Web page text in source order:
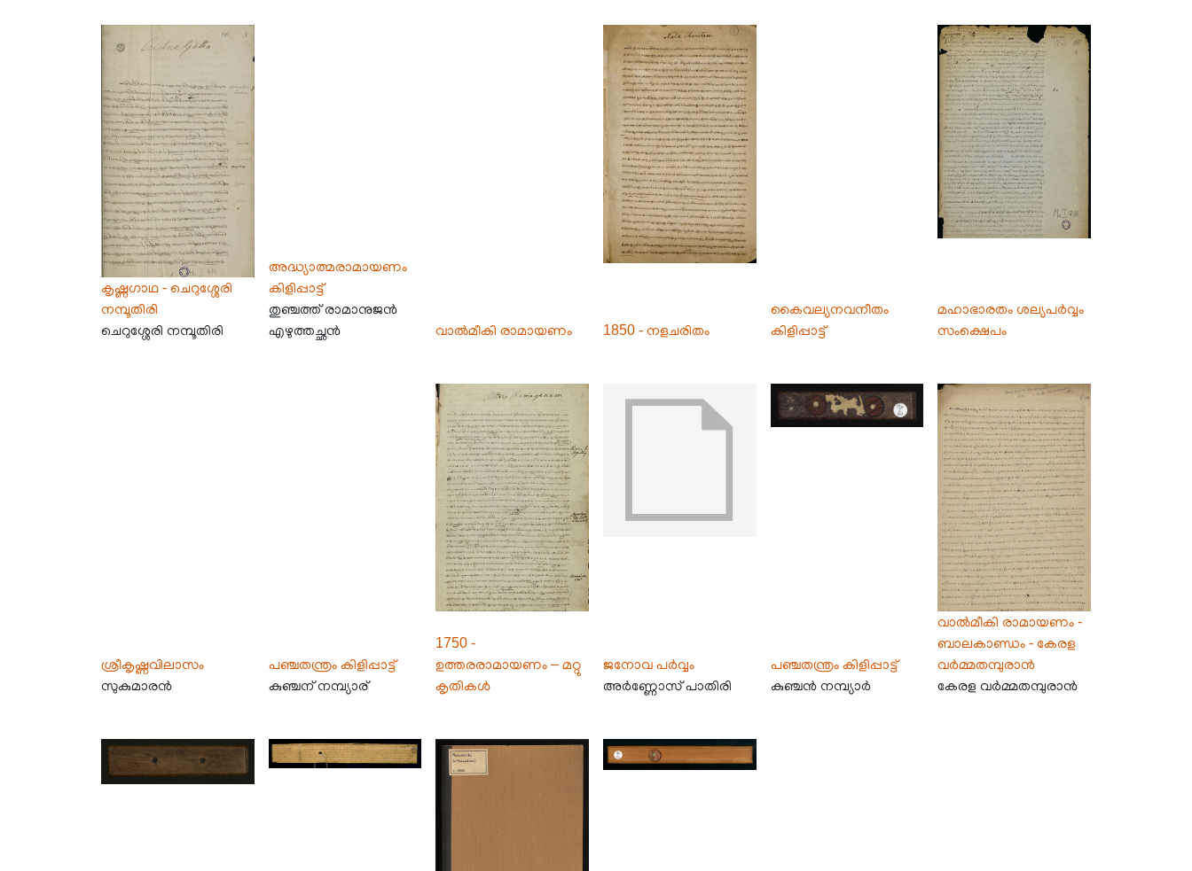
കൃഷ്ണഗാഥ - ചെറുശ്ശേരി
നമ്പൂതിരി
ചെറുശ്ശേരി നമ്പൂതിരി
അദ്ധ്യാത്മരാമായണം
കിളിപ്പാട്ട്
തുഞ്ചത്ത് രാമാനുജൻ
എഴുത്തച്ഛൻ
വാൽമീകി രാമായണം 1850 - നളചരിതം
കൈവല്യനവനീതം
കിളിപ്പാട്ട്
മഹാഭാരതം ശല്യപർവ്വം
സംക്ഷെപം
ശ്രീകൃഷ്ണവിലാസം
സുകുമാരൻ
പഞ്ചതന്ത്രം കിളിപ്പാട്ട്
കുഞ്ചന്‍ നമ്പ്യാര്‍
1750 -
ഉത്തരരാമായണം – മറ്റു
കൃതികൾ
ജനോവ പർവ്വം
അർണ്ണോസ് പാതിരി
പഞ്ചതന്ത്രം കിളിപ്പാട്ട്
കുഞ്ചൻ നമ്പ്യാർ
വാൽമീകി രാമായണം -
ബാലകാണ്ഡം - കേരള
വർമ്മതമ്പുരാൻ
കേരള വർമ്മതമ്പുരാൻ